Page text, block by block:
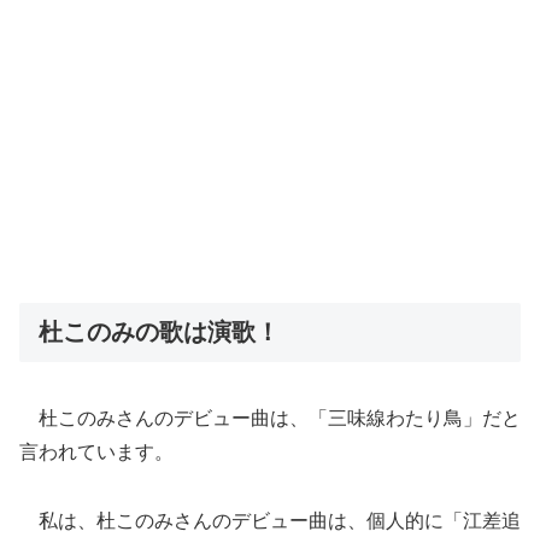
杜このみの歌は演歌！
杜このみさんのデビュー曲は、「三味線わたり鳥」 だと
言われています。
私は、杜このみさんのデビュー曲は、個人的に「江差追